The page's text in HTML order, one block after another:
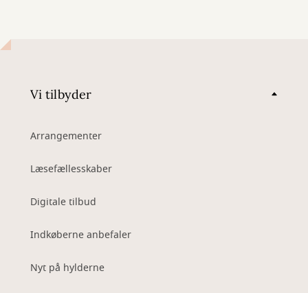
Vi tilbyder
Arrangementer
Læsefællesskaber
Digitale tilbud
Indkøberne anbefaler
Nyt på hylderne